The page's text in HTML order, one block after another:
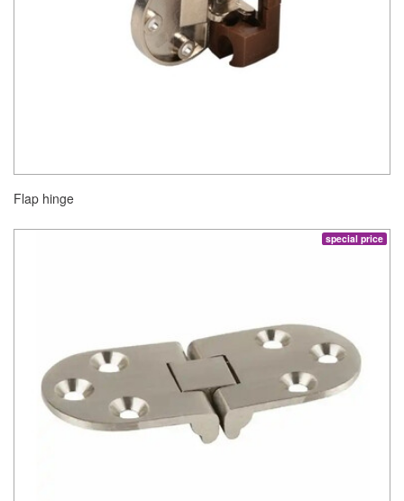
Flap hinge
special price